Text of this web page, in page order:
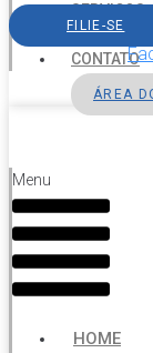
SERVIÇOS
AGENDA
CONTATO
FILIE-SE
ÁREA
Menu
HOME